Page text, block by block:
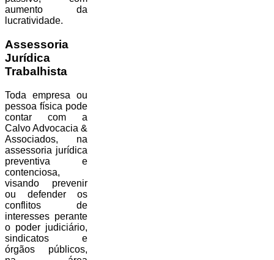
aumento da
lucratividade.
Assessoria
Jurídica
Trabalhista
Toda empresa ou
pessoa física pode
contar com a
Calvo Advocacia &
Associados, na
assessoria jurídica
preventiva e
contenciosa,
visando prevenir
ou defender os
conflitos de
interesses perante
o poder judiciário,
sindicatos e
órgãos públicos,